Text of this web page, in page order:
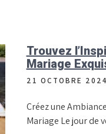
Trouvez
Mariage
21 OCTOBRE 2024
Créez une
Mariage Le jour de